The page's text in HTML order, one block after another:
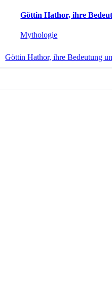
Göttin Hathor, ihre
Mythologie
Göttin Hathor, ihre Bedeutung